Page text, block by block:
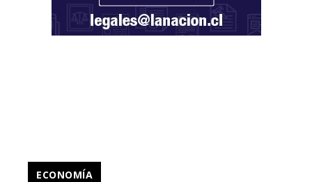
ECONOMÍA